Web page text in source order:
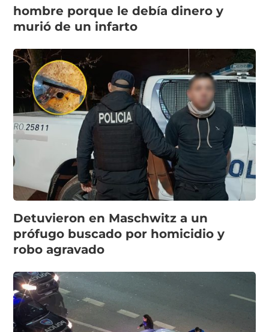
hombre porque le debía dinero y
murió de un infarto
Detuvieron en Maschwitz a un
prófugo buscado por homicidio y
robo agravado